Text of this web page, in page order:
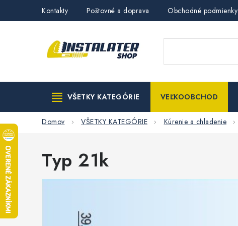
Kontakty Poštovné a doprava Obchodné podmienky
VŠETKY KATEGÓRIE VEĽKOOBCHOD
Domov VŠETKY KATEGÓRIE Kúrenie a chladenie
Typ 21k